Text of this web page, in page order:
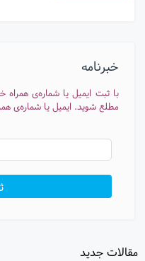
خبرنامه
با ثبت ایمیل یا شماره‌ی همراه
مطلع شوید. ایمیل یا شماره‌ی
مقالات جدید